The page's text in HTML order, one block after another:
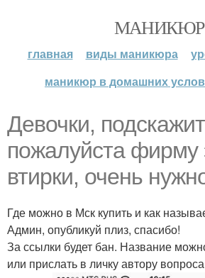
МАНИКЮР
главная виды маникюра
маникюр в домашних
Девочки,
пожалуйста фирму
втирки, очень
Где можно в Мск купить и как
Админ, опубликуй плиз, спасибо!
За ссылки будет бан. Название
или прислать в личку автору вопроса